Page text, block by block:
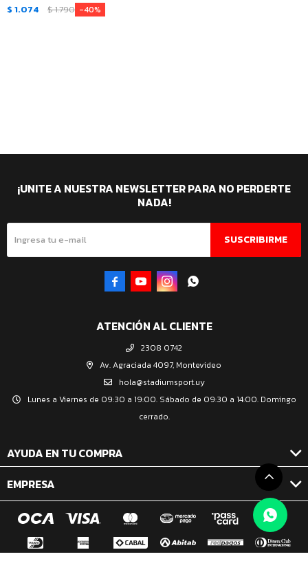
$ 1.074 $1.790 40
ATENCIÓN AL CLIENTE
2308 0742
Av. Agraciada 4097, Montevideo
hola@stadiumsport.uy
Lunes a Viernes de 09:30 a 19:00. Sábado de 09:30 a 14:00. Domingo
cerrado.
AYUDA EN TU COMPRA
EMPRESA
¡UNITE A NUESTRA NEWSLETTER PARA NO PERDERTE
NADA!
SUSCRIBIRME
   